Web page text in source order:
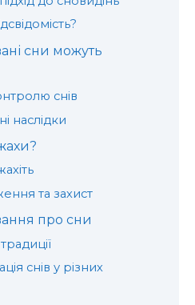
сни можуть
снів
наслідки
та захист
про сни
снів у різних